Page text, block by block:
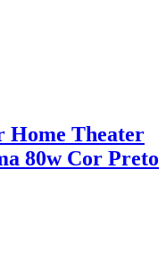
Home Theater
80w Cor Preto